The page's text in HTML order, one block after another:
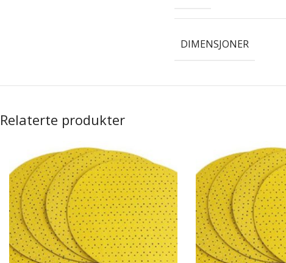
DIMENSJONER
Relaterte produkter